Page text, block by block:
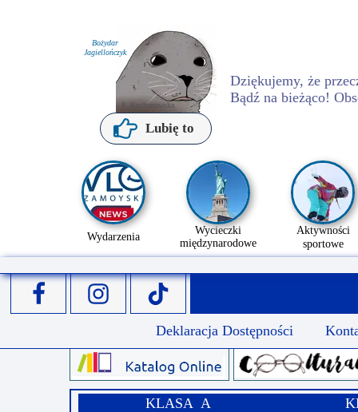
Lubię to
Dziękujemy, że
Bądź na bieżąco!
Bożydar
Jagiellończyk
P. Kochanowska
KLASA A
Deklaracja Dostępności
Aktywności
sportowe
Wycieczki
międzynarodowe
Wydarzenia